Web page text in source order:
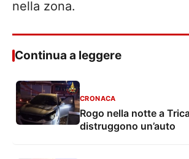
nella zona.
Continua a leggere
CRONACA
Rogo nella notte a
distruggono un’auto